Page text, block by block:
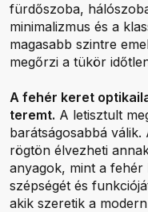
fürdőszoba,
minimalizmus és a
magasabb szintre
megőrzi a tükör
A fehér keret
teremt. A letisztult
barátságosabbá
rögtön élvezheti
anyagok, mint a
szépségét és
akik szeretik a